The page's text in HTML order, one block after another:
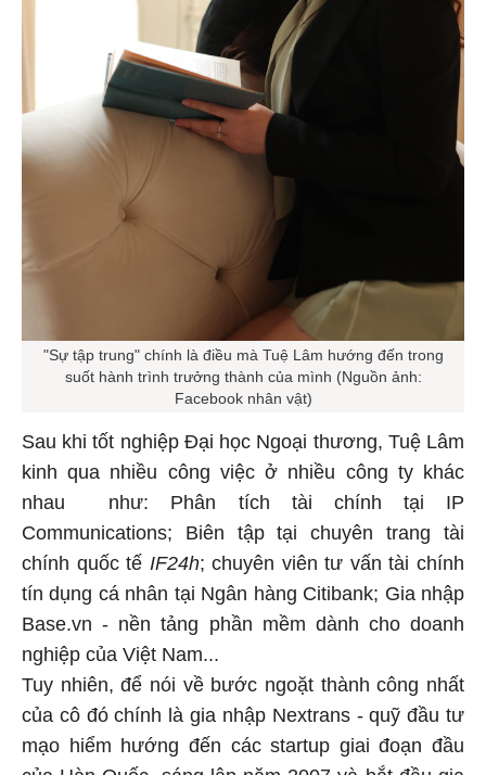
"Sự tập trung" chính là điều mà Tuệ Lâm hướng đến trong
suốt hành trình trưởng thành của mình (Nguồn ảnh:
Facebook nhân vật)
Sau khi tốt nghiệp Đại học Ngoại thương, Tuệ Lâm
kinh qua nhiều công việc ở nhiều công ty khác
nhau như: Phân tích tài chính tại IP
Communications; Biên tập tại chuyên trang tài
chính quốc tế IF24h; chuyên viên tư vấn tài chính
tín dụng cá nhân tại Ngân hàng Citibank; Gia nhập
Base.vn - nền tảng phần mềm dành cho doanh
nghiệp của Việt Nam...
Tuy nhiên, để nói về bước ngoặt thành công nhất
của cô đó chính là gia nhập Nextrans - quỹ đầu tư
mạo hiểm hướng đến các startup giai đoạn đầu